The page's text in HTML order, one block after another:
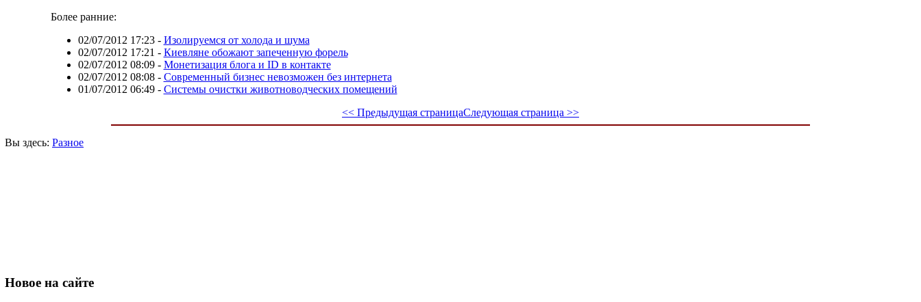
Более ранние:
02/07/2012 17:23- Изолируемся от холода и шума
02/07/2012 17:21 - Киевляне обожают запеченную форель
02/07/2012 08:09- Монетизация блога и ID в контакте
02/07/2012 08:08- Современный бизнес невозможен без интернета
01/07/2012 06:49- Системы очистки животноводческих помещений
<< Предыдущая страницаСледующая страница >>
Вы здесь: Разное
Новое на сайте